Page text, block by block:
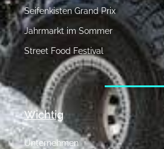
Seifenkisten Grand Prix
Jahrmarkt im Sommer
Street Food Festival
Wichtig
Unternehmen